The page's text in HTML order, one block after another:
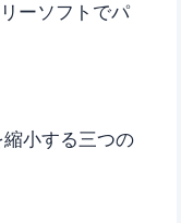
ーソフトでパ
小する三つの